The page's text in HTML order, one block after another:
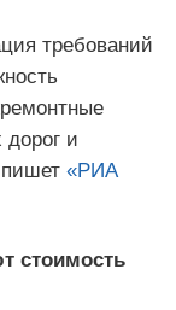
требований
и
«РИА
стоимость